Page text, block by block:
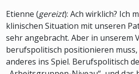
Etienne (gereizt): Ach wirklich? Ich
klinischen Situation mit unseren
sehr angebracht. Aber in unserem
berufspolitisch positionieren
anderes ins Spiel. Berufspolitisch